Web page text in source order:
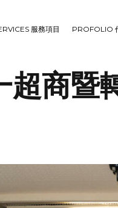
服務項目 PROFOLIO
商暨